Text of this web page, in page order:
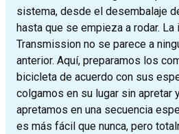
sistema, desde el desembalaje
hasta que se empieza a rodar.
Transmission no se parece a
anterior. Aquí, preparamos los
bicicleta de acuerdo con sus
colgamos en su lugar sin apretar
apretamos en una secuencia
es más fácil que nunca, pero